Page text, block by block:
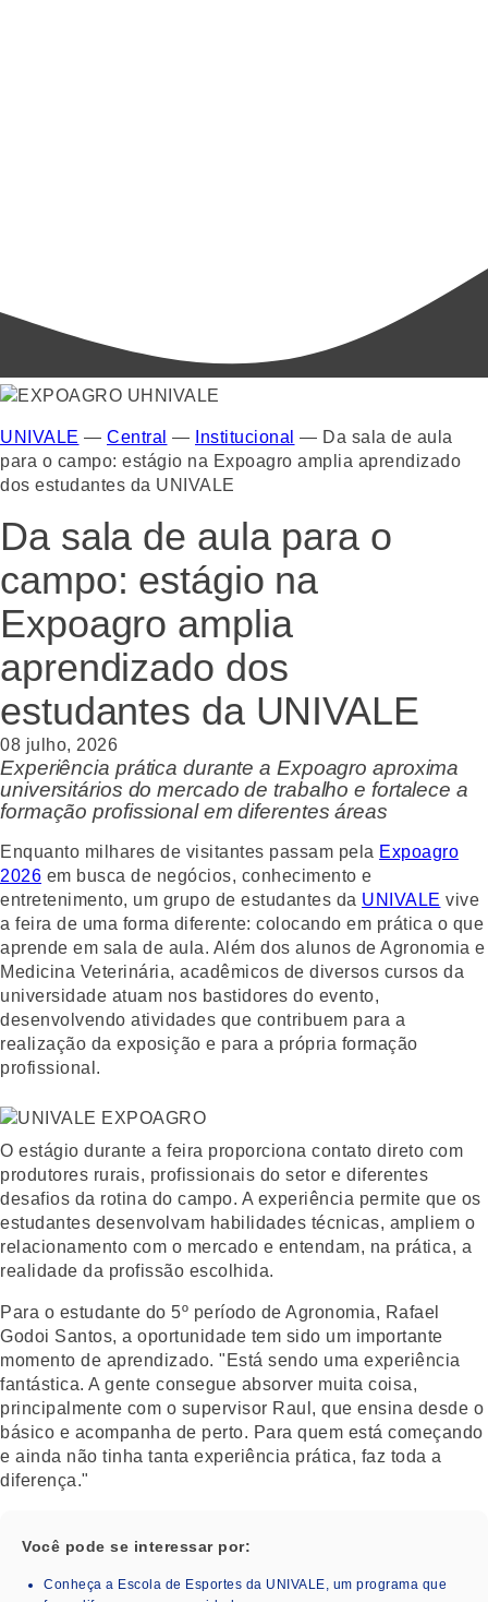
UNIVALE — Central — Institucional — Da sala de aula
para o campo: estágio na Expoagro amplia aprendizado
dos estudantes da UNIVALE
Da sala de aula para o
campo: estágio na
Expoagro amplia
aprendizado dos
estudantes da UNIVALE
08 julho, 2026
Experiência prática durante a Expoagro aproxima
universitários do mercado de trabalho e fortalece a
formação profissional em diferentes áreas
Enquanto milhares de visitantes passam pela Expoagro
2026 em busca de negócios, conhecimento e
entretenimento, um grupo de estudantes da UNIVALE vive
a feira de uma forma diferente: colocando em prática o que
aprende em sala de aula. Além dos alunos de Agronomia e
Medicina Veterinária, acadêmicos de diversos cursos da
universidade atuam nos bastidores do evento,
desenvolvendo atividades que contribuem para a
realização da exposição e para a própria formação
profissional.
O estágio durante a feira proporciona contato direto com
produtores rurais, profissionais do setor e diferentes
desafios da rotina do campo. A experiência permite que os
estudantes desenvolvam habilidades técnicas, ampliem o
relacionamento com o mercado e entendam, na prática, a
realidade da profissão escolhida.
Para o estudante do 5º período de Agronomia, Rafael
Godoi Santos, a oportunidade tem sido um importante
momento de aprendizado. "Está sendo uma experiência
fantástica. A gente consegue absorver muita coisa,
principalmente com o supervisor Raul, que ensina desde o
básico e acompanha de perto. Para quem está começando
e ainda não tinha tanta experiência prática, faz toda a
diferença."
Você pode se interessar por:
Conheça a Escola de Esportes da UNIVALE, um programa que